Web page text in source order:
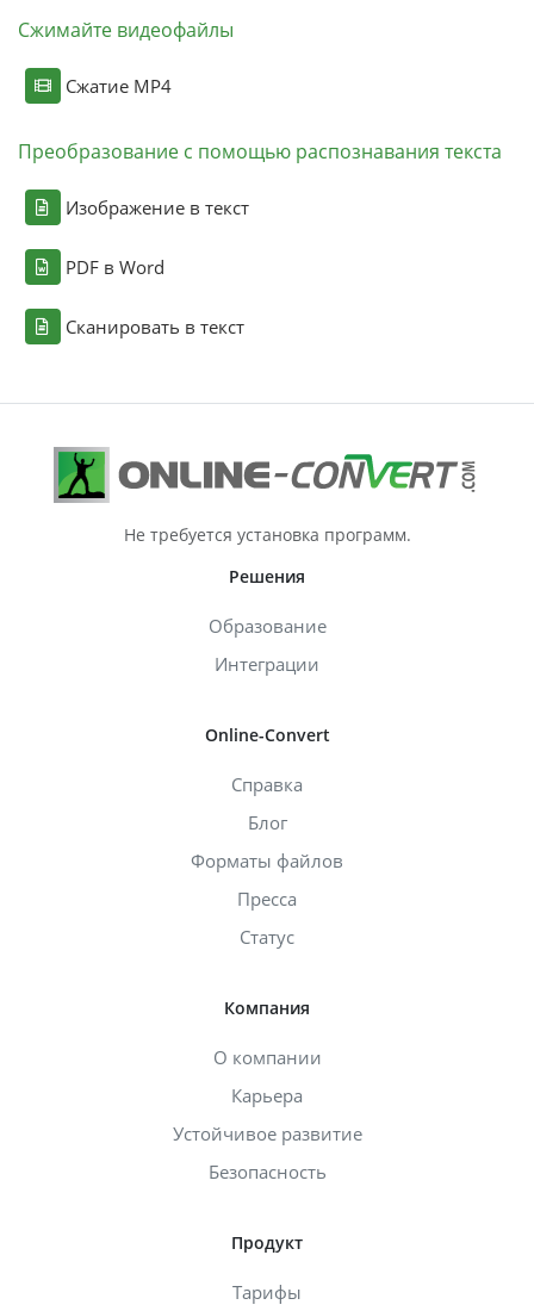
Сжимайте видеофайлы
Сжатие MP4
Преобразование с помощью распознавания текста
Изображение в текст
PDF в Word
Сканировать в текст
Не требуется установка программ.
Решения
Образование
Интеграции
Online-Convert
Справка
Блог
Форматы файлов
Пресса
Статус
Компания
О компании
Карьера
Устойчивое развитие
Безопасность
Продукт
Тарифы